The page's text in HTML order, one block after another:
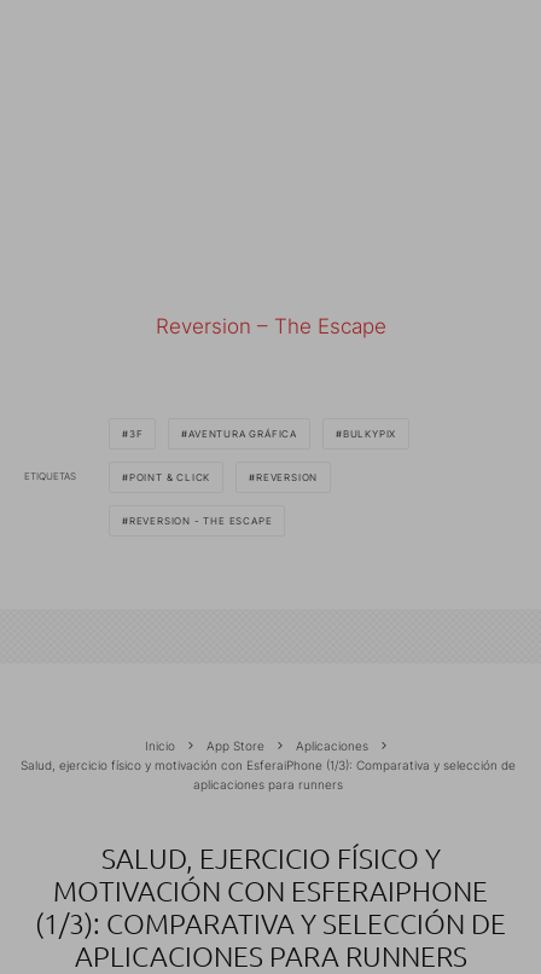
Reversion – The Escape
ETIQUETAS
3F AVENTURA GRÁFICA BULKYPIX
POINT & CLICK REVERSION
REVERSION - THE ESCAPE
Inicio App Store
Aplicaciones
Salud, ejercicio físico y motivación con EsferaiPhone (1/3): Comparativa y selección de
aplicaciones para runners
SALUD, EJERCICIO FÍSICO Y
MOTIVACIÓN CON ESFERAIPHONE
(1/3): COMPARATIVA Y SELECCIÓN DE
APLICACIONES PARA RUNNERS